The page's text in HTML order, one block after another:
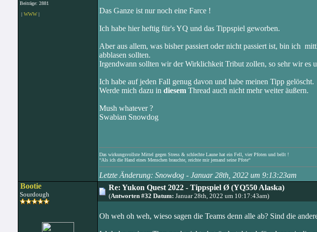
Beiträge: 2881
| WWW| Das Ganze ist nur noch eine Farce !
Ich habe hier heftig für's YQ und das Tippspiel geworben.
Aber aus allem, was bisher passiert oder nicht passiert ist, bin ich
abblasen sollten.
Irgendwann sollten wir der Wirklichkeit Tribut zollen, so sehr wir es
Ich habe auf jeden Fall genug davon und habe meinen Tipp gelöscht.
Werde mich dazu in diesem Thread auch nicht mehr weiter äußern.
Mush whatever ?
Swabian Snowdog
Das wirkungsvollste Mittel gegen Stress & schlechte Laune hat ein Fell, vier Pfoten und bellt !
“Als ich die Hand eines Menschen brauchte, reichte mir jemand seine Pfote“
Letzte Änderung: Snowdog - Januar 28th, 2022 um 9:13:23am
Bootie
Sourdough
Re: Yukon Quest 2022 - Tippspiel Ø (YQ550 Alaska)
(Antworten #32 Datum: Januar 28th, 2022 um 10:17:43am)
Oh weh oh weh, wieso sagen die Teams denn alle ab? Sind die